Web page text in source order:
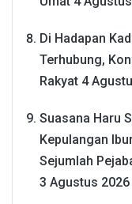
Di Hadapan
Terhubung,
Rakyat 4
Suasana Haru
Kepulangan
Sejumlah
3 Agustus 2026